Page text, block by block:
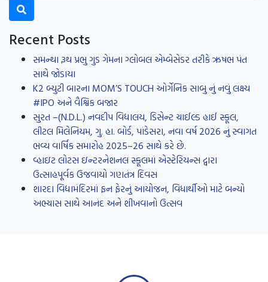
Recent Posts
સમન્થા રૂથ પ્રભુ ગુડ ગેમના ગ્લોબલ એમ્બેસેડર તરીકે ઋષભ પંત
સાથે જોડાયા
K2 બ્યુટી બારના MOM’S TOUCH ઓર્ગેનિક સાબુ નું નવું લક્ષ્ય
#IPO અને વૈશ્વિક બજાર
સુરત –(N.D.L.) નવદીપ વિદ્યાલય, ડિસેન્ટ ચાઈલ્ડ હાઈ સ્કૂલ,
લીટલ મિલેનિયમ, ગુ. હા. બોર્ડ, પાંડેસરા, નવા વર્ષ 2026 નું સ્વાગત
ભવ્ય વાર્ષિક સમારોહ 2025–26 સાથે કરે છે.
વ્હાઇટ લોટસ ઇન્ટરનેશનલ સ્કૂલમાં એસ્ટેરિયન્સ દ્વારા
ઉત્સાહપૂર્વક ઉજવાયો ગણતંત્ર દિવસ
શારદા વિદ્યામંદિરમાં ફન ફેરનું આયોજન, વિધાર્થીઓ માટે બન્યો
અભ્યાસ સાથે આનંદ અને શીખવાનો ઉત્સવ